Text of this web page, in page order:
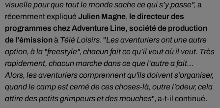
visuelle pour que tout le monde sache ce qui s’y passe", a
récemment expliqué Julien Magne, le directeur des
programmes chez Adventure Line, société de production
de l'émissionà Télé Loisirs. "Les aventuriers ont une autre
option, à la "freestyle", chacun fait ce qu’il veut où il veut. Très
rapidement, chacun marche dans ce que l’autre a fait…
Alors, les aventuriers comprennent qu'ils doivent s’organiser,
quand le camp est cerné de ces choses-là, outre l’odeur, cela
attire des petits grimpeurs et des mouches", a-t-il continué.